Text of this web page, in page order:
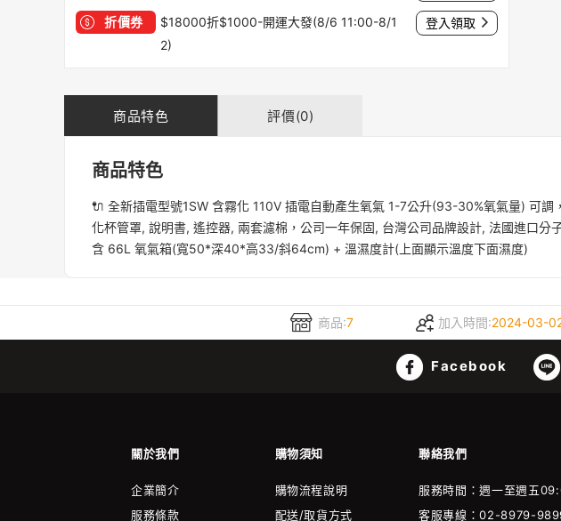
折價券
$18000折$1000-開運大發(8/6 11:00-8/1
2)
登入領取
商品特色 評價(0)
商品特色
🔌 全新插電型號1SW 含霧化 110V 插電自動產生氧氣 1-7公升(93-30%氧氣量) 可
化杯管罩, 說明書, 遙控器, 兩套濾棉，公司一年保固, 台灣公司品牌設計, 法國進口分
含 66L 氧氣箱(寬50*深40*高33/斜64cm) + 溫濕度計(上面顯示溫度下面濕度)
商品:7 加入時間:2024-03-
Facebook
關於我們 購物須知 聯絡我們
企業簡介
服務條款
購物流程說明
配送/取貨方式
服務時間：週一至週五
客服專線：02-8979-